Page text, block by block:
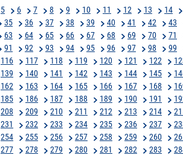
5 6 7 8 9 10 11 12 13 14
35 36 37 38 39 40 41 42 43
63 64 65 66 67 68 69 70 71
91 92 93 94 95 96 97 98 99
116 117 118 119 120 121 122
139 140 141 142 143 144 145
162 163 164 165 166 167 168
185 186 187 188 189 190 191
208 209 210 211 212 213 214
231 232 233 234 235 236 237
254 255 256 257 258 259 260
277 278 279 280 281 282 283